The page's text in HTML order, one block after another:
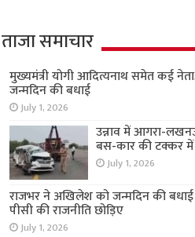
ताजा समाचार
मुख्यमंत्री योगी आदित्यनाथ समेत कई
जन्मदिन की बधाई
July 1, 2026
उन्नाव में आगरा-
बस-कार की टक्कर में
July 1, 2026
राजभर ने अखिलेश को जन्मदिन की
पीसी की राजनीति छोड़िए
July 1, 2026